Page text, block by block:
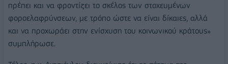
πρέπει και να φροντίζει το σκέλος των στοχευμένων
φοροελαφρύνσεων, με τρόπο ώστε να είναι δίκαιες, αλλά
και να προχωράει στην ενίσχυση του κοινωνικού κράτους»
συμπλήρωσε.